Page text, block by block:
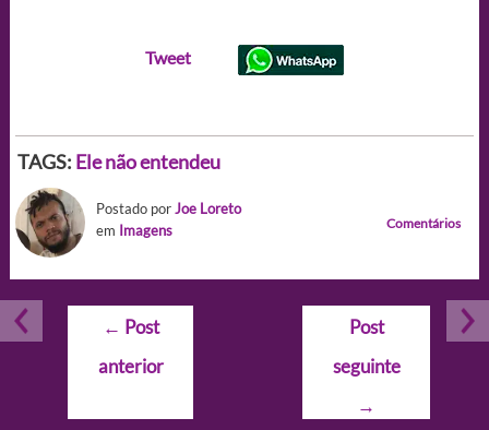
Tweet
TAGS: Ele não entendeu
Postado porJoe Loreto
em Imagens Comentários
Navegação
Post
← Post
anterior
Post
seguinte
→